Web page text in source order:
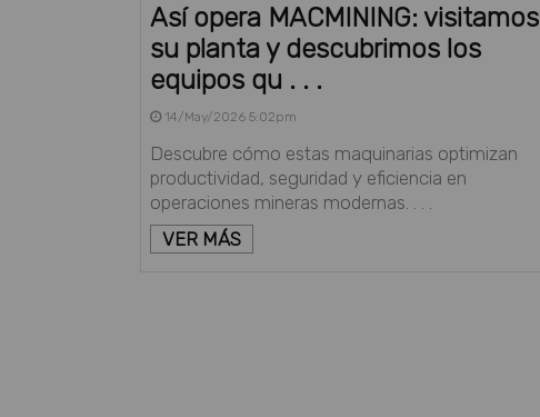
Así opera MACMINING: visitamos
su planta y descubrimos los
equipos qu . . .
14/May/2026 5:02pm
Descubre cómo estas maquinarias optimizan
productividad, seguridad y eficiencia en
operaciones mineras modernas. . . .
VER MÁS